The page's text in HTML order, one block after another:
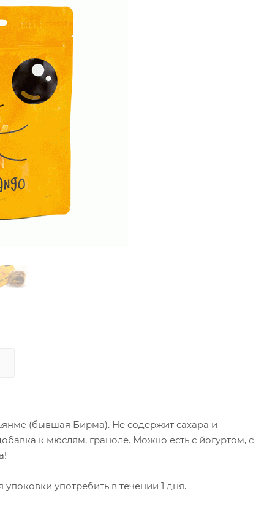
(бывшая Бирма). Не содержит сахара и
к мюслям, граноле. Можно есть с йогуртом, с
употребить в течении 1 дня.